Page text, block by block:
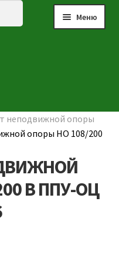
Меню
неподвижной опоры
опоры НО 108/200
В ППУ-ОЦ